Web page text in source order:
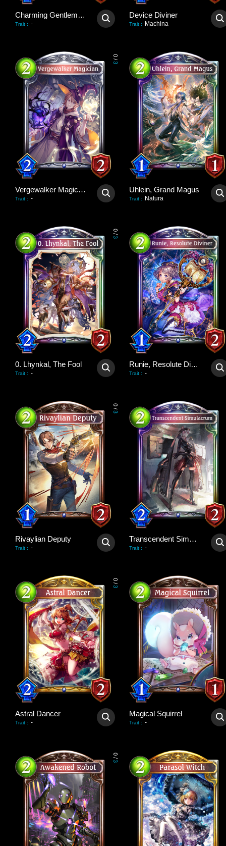
Charming Gentlemouse
Trait : -
Device Diviner
Trait : Machina
0
/
3
Vergewalker Magician
Trait : -
Uhlein, Grand Magus
Trait : Natura
0
/
3
0. Lhynkal, The Fool
Trait : -
Runie, Resolute Diviner
Trait : -
0
/
3
Rivaylian Deputy
Trait : -
Transcendent Simulacrum
Trait : -
0
/
3
Astral Dancer
Trait : -
Magical Squirrel
Trait : -
0
/
3